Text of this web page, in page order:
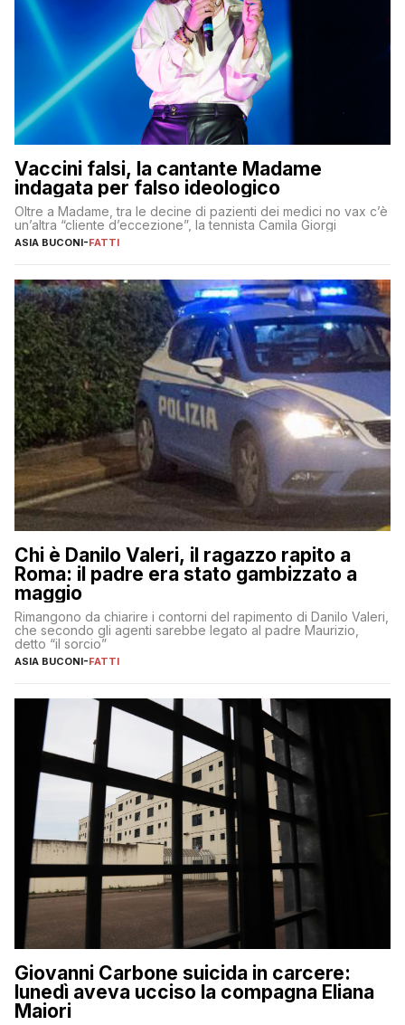
Vaccini falsi, la cantante Madame
indagata per falso ideologico
Oltre a Madame, tra le decine di pazienti dei medici no vax c’è
un’altra “cliente d’eccezione”, la tennista Camila Giorgi
ASIA BUCONI-FATTI
Chi è Danilo Valeri, il ragazzo rapito a
Roma: il padre era stato gambizzato a
maggio
Rimangono da chiarire i contorni del rapimento di Danilo Valeri,
che secondo gli agenti sarebbe legato al padre Maurizio,
detto “il sorcio”
ASIA BUCONI-FATTI
Giovanni Carbone suicida in carcere:
lunedì aveva ucciso la compagna Eliana
Maiori